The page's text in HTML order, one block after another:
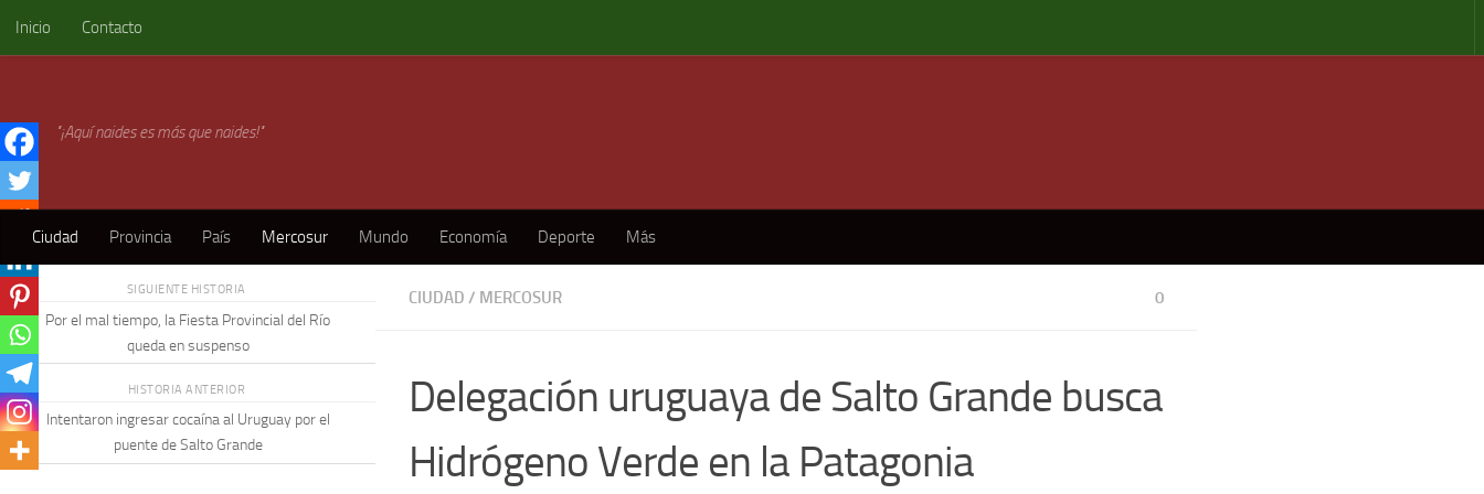
Skip to content
Inicio Contacto
"¡Aquí naides es más que naides!"
Ciudad Provincia País Mercosur Mundo Economía Deporte Más
CIUDAD / MERCOSUR 0
Delegación uruguaya de Salto Grande busca
Hidrógeno Verde en la Patagonia
SIGUIENTE HISTORIA
Por el mal tiempo, la Fiesta Provincial del Río
queda en suspenso
HISTORIA ANTERIOR
Intentaron ingresar cocaína al Uruguay por el
puente de Salto Grande